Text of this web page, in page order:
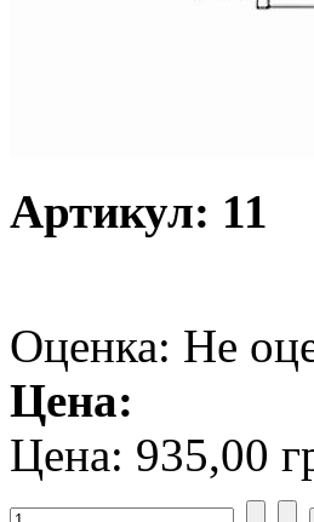
Артикул: 11
Оценка: Не
Цена:
Цена: 935,00